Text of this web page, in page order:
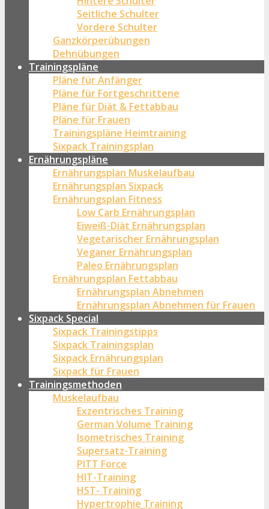
Seitliche Schulter
Vordere Schulter
Ganzkörperübungen
Dehnübungen
Trainingspläne
Pläne für Anfänger
Pläne für Fortgeschrittene
Pläne für Diät & Fettabbau
Pläne für Frauen
Trainingspläne Heimtraining
Sixpack Trainingsplan
Ernährungspläne
Ernährungsplan Muskelaufbau
Ernährungsplan Sixpack
Ernährungsplan Fitness
Low Carb Ernährungsplan
Eiweiß-Diät Ernährungsplan
Vegetarischer Ernährungsplan
Veganer Ernährungsplan
Paleo Ernährungsplan
Ernährungsplan Fettabbau
Ernährungsplan Abnehmen
Ernährungsplan Abnehmen für Frauen
Sixpack Special
Sixpack Trainingstipps
Sixpack Trainingsplan
Sixpack Ernährungsplan
Sixpack für Frauen
Trainingsmethoden
Muskelaufbau
Exzentrisches Training
German Volume Training
Isometrisches Training
Supersatz-Training
PITT Force
HIT-Training
HST- Training
Hypertrophie Training